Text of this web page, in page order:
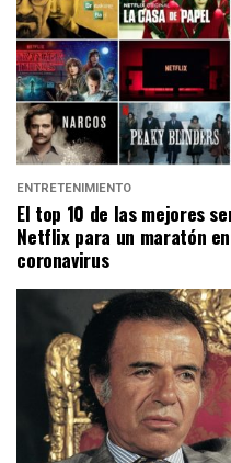
ENTRETENIMIENTO
El top 10 de las mejores
Netflix para un maratón
coronavirus